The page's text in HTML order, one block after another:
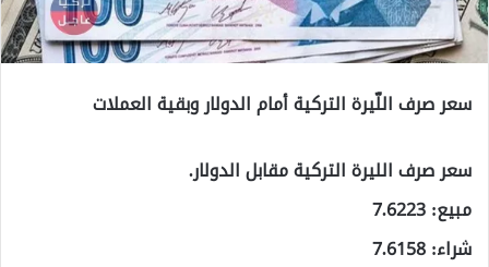
سعر صرف اللّيرة التركية أمام الدولار وبقية العملات
سعر صرف الليرة التركية مقابل الدولار.
مبيع: 7.6223
شراء: 7.6158